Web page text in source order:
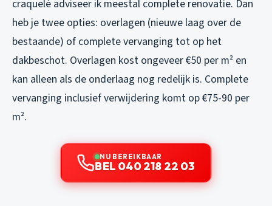
craquelé adviseer ik meestal complete renovatie. Dan
heb je twee opties: overlagen (nieuwe laag over de
bestaande) of complete vervanging tot op het
dakbeschot. Overlagen kost ongeveer €50 per m² en
kan alleen als de onderlaag nog redelijk is. Complete
vervanging inclusief verwijdering komt op €75-90 per
m².
NU BEREIKBAAR
BEL 040 218 22 03